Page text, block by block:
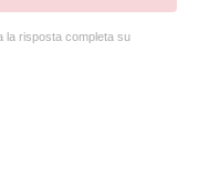
la risposta completa su